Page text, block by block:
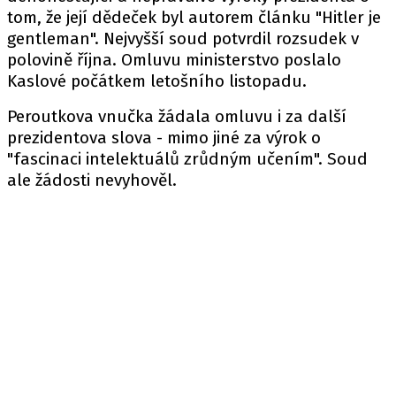
tom, že její dědeček byl autorem článku "Hitler je
gentleman". Nejvyšší soud potvrdil rozsudek v
polovině října. Omluvu ministerstvo poslalo
Kaslové počátkem letošního listopadu.
Peroutkova vnučka žádala omluvu i za další
prezidentova slova - mimo jiné za výrok o
"fascinaci intelektuálů zrůdným učením". Soud
ale žádosti nevyhověl.